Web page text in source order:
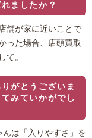
ましたか？
舗が家に近いことで
った場合、店頭買取
て。
がとうございま
みていかがでし
は「入りやすさ」を